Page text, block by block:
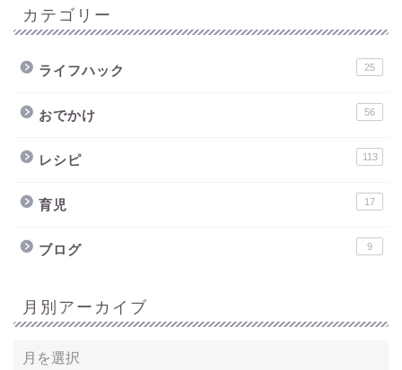
カテゴリー
ライフハック 25
おでかけ 56
レシピ 113
育児 17
ブログ 9
月別アーカイブ